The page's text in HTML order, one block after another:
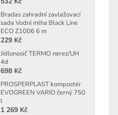
Bradas zahradní zavlažovací
sada Vodní mlha Black Line
ECO Z1006 6 m
229 Kč
Jídlonosič TERMO nerez/UH
4d
698 Kč
PROSPERPLAST kompostér
EVOGREEN VARIO černý 750
l
1 269 Kč